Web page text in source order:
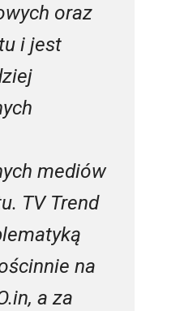
oraz
i jest
mediów
TV Trend
na
a za